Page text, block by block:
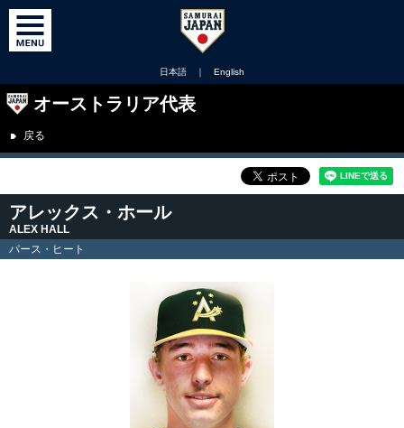
日本語 ｜ English
オーストラリア代表
戻る
アレックス・ホール
ALEX HALL
パース・ヒート